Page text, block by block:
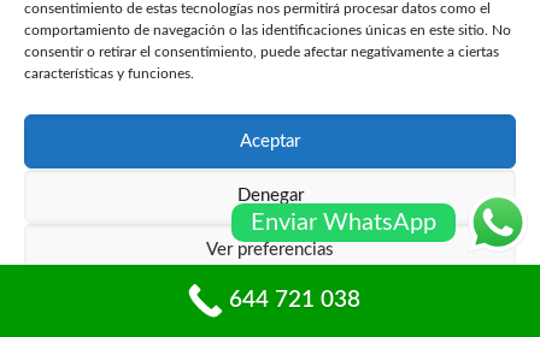
consentimiento de estas tecnologías nos permitirá procesar datos como el
comportamiento de navegación o las identificaciones únicas en este sitio. No
consentir o retirar el consentimiento, puede afectar negativamente a ciertas
características y funciones.
Aceptar
Denegar
Ver preferencias
Política de cookiesPolíticas de privacidad
¿Es posible abrir una caja fuerte sin
dañar su contenido?
fuertes sin causar daños. Sin embargo, es importante
contratar servicios autorizados para garantizar un
¿Qué hacer si he olvidado la
combinación de mi caja fuerte?
Enviar WhatsApp
644 721 038